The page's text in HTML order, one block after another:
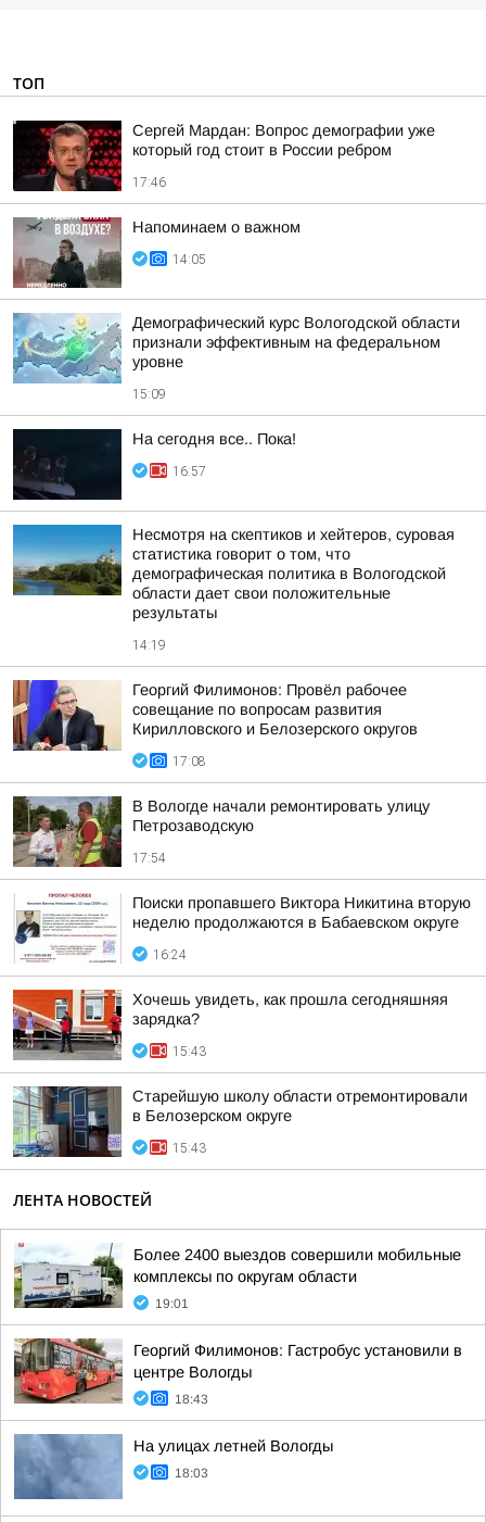
ТОП
Сергей Мардан: Вопрос демографии уже
который год стоит в России ребром
17:46
Напоминаем о важном
14:05
Демографический курс Вологодской области
признали эффективным на федеральном
уровне
15:09
На сегодня все.. Пока!
16:57
Несмотря на скептиков и хейтеров, суровая
статистика говорит о том, что
демографическая политика в Вологодской
области дает свои положительные
результаты
14:19
Георгий Филимонов: Провёл рабочее
совещание по вопросам развития
Кирилловского и Белозерского округов
17:08
В Вологде начали ремонтировать улицу
Петрозаводскую
17:54
Поиски пропавшего Виктора Никитина вторую
неделю продолжаются в Бабаевском округе
16:24
Хочешь увидеть, как прошла сегодняшняя
зарядка?
15:43
Старейшую школу области отремонтировали
в Белозерском округе
15:43
ЛЕНТА НОВОСТЕЙ
Более 2400 выездов совершили мобильные
комплексы по округам области
19:01
Георгий Филимонов: Гастробус установили в
центре Вологды
18:43
На улицах летней Вологды
18:03